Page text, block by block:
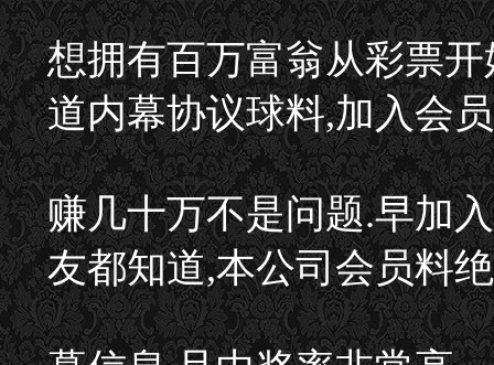
想拥有百万富翁从彩票
道内幕协议球料,加入会
赚几十万不是问题.早加
友都知道,本公司会员料